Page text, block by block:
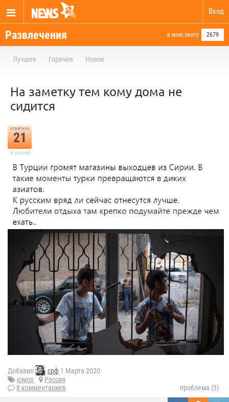
Вход
Развлечения в мою ленту 2679
Лучшее Горячее Новое
На заметку тем кому дома не
сидится
отметили
21
в архиве
Добавил срф 1 Марта 2020
юмор
Россия
8 комментариев
проблема (3)